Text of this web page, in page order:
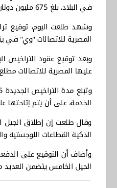
في البلاد، بلغ 675 مليون دولار.
وشهد طلعت اليوم، توقيع
المصرية للاتصالات "وي" في يناير 2024، بحسب ما قاله
عليها المصرية للاتصالات
الخدمة، على أن يتم إتاحتها
وقال طلعت إن إطلاق الجيل
الذكية القطاعات اللوجستية
وأضاف أن التوقيع على
الجيل الخامس يتضمن العديد من